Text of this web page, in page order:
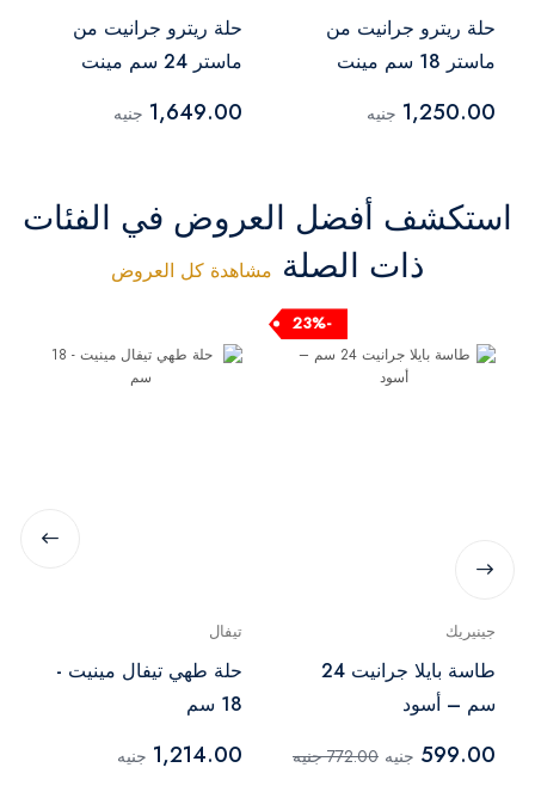
حلة ريترو جرانيت من
ماستر 18 سم مينت
1,250.00 جنيه
حلة ريترو جرانيت من
ماستر 24 سم مينت
1,649.00 جنيه
استكشف أفضل العروض في الفئات
ذات الصلة مشاهدة كل العروض
-23%
جينيريك
طاسة بايلا جرانيت 24
سم – أسود
599.00 جنيه 772.00 جنيه
تيفال
حلة طهي تيفال مينيت -
18 سم
1,214.00 جنيه